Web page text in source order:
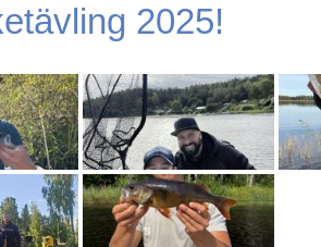
2025!